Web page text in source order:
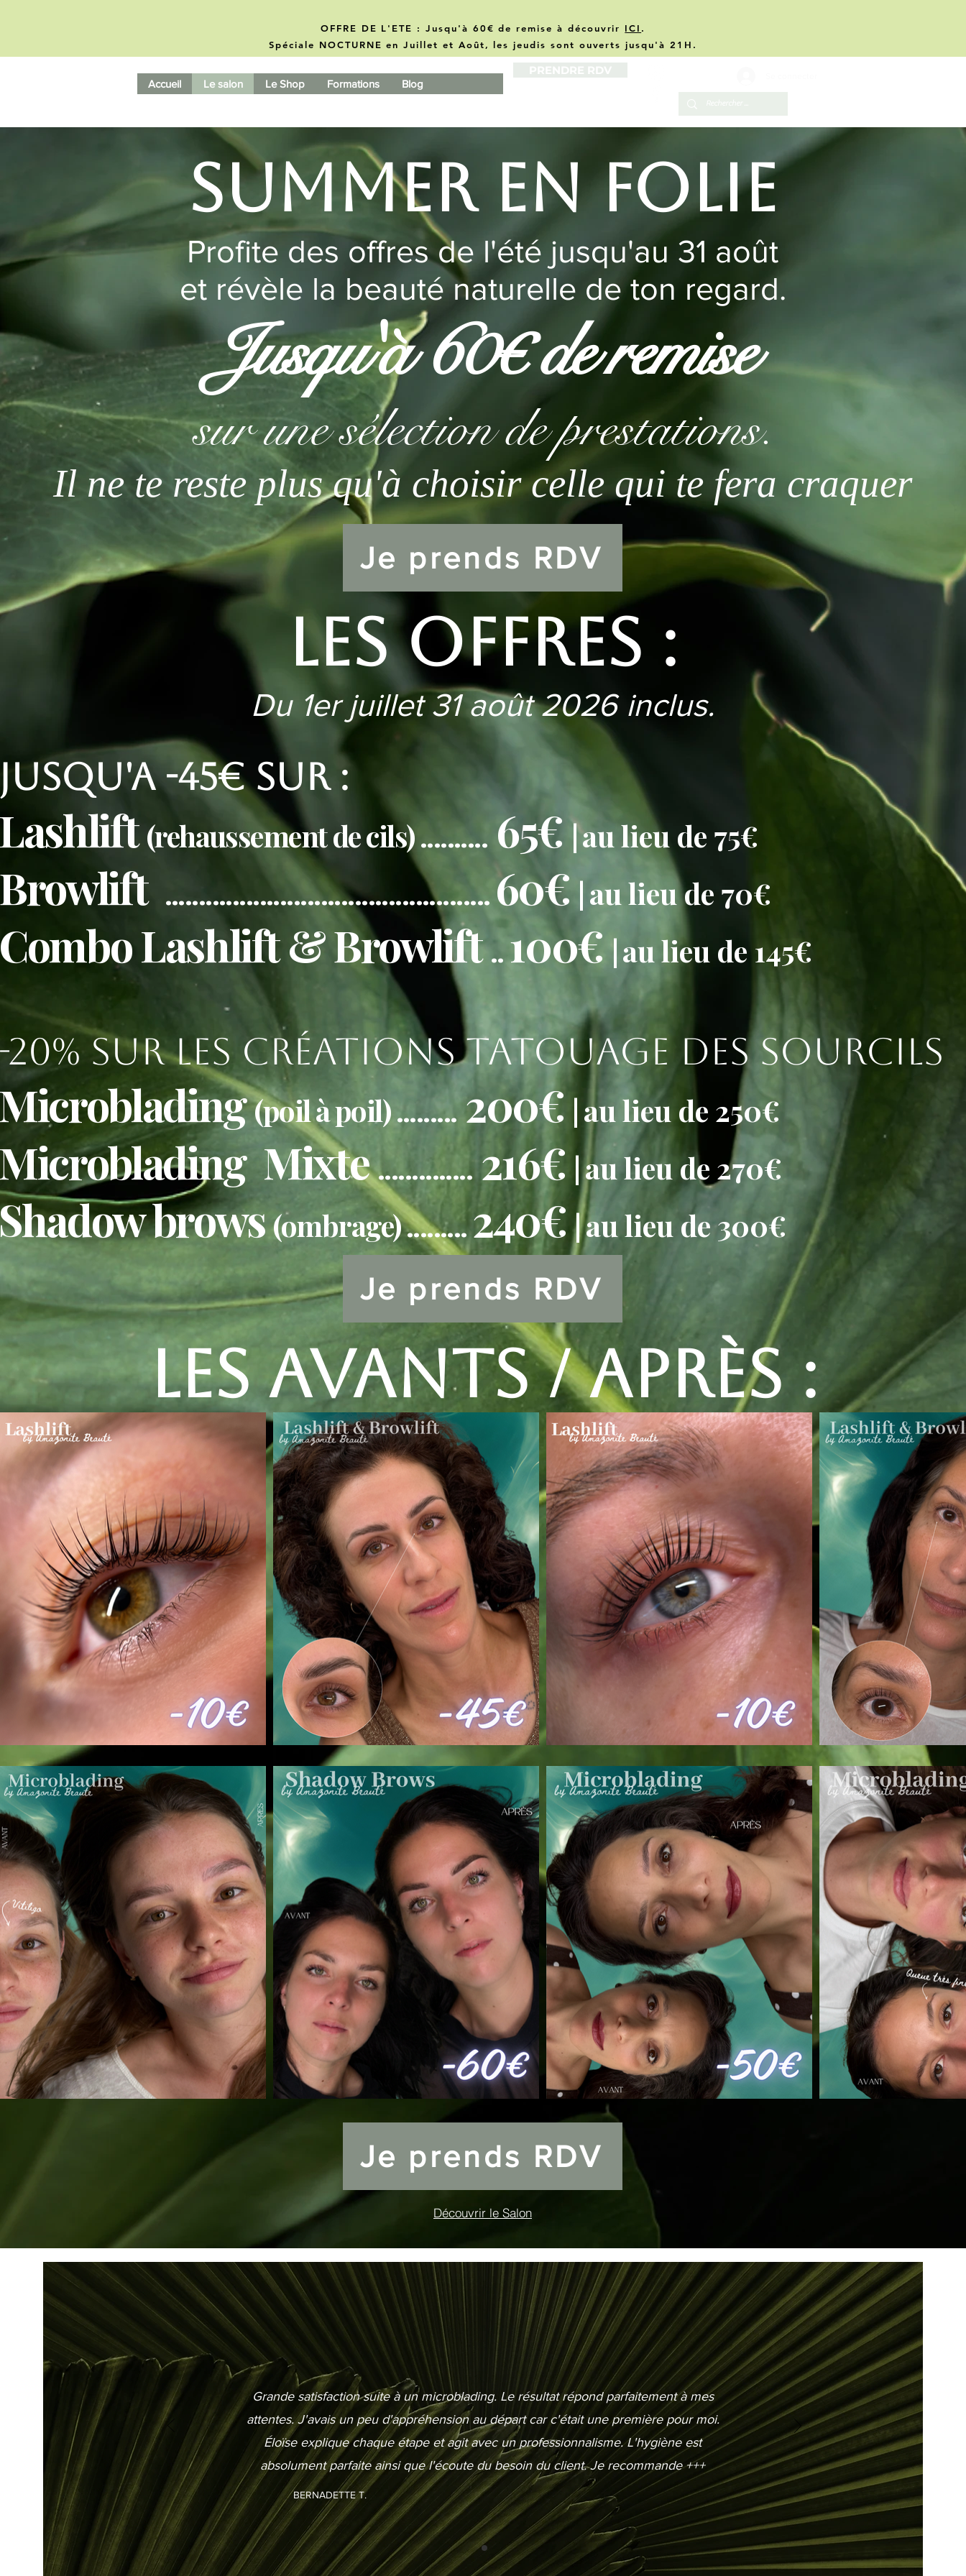
OFFRE DE L'ETE : Jusqu'à 60€ de remise à découvrir ICI .
Spéciale NOCTURNE en Juillet et Août, les jeudis sont ouverts jusqu'à 21H.
Accueil Le salon Le Shop Formations Blog
Summer en folie
Profite des offres de l'été jusqu'au 31 août
et révèle la beauté naturelle de ton regard.
Jusqu'à 60€ de remise
sur une sélection de prestations.
Il ne te reste plus qu'à choisir celle qui te fera craquer
Je prends RDV
Les Offres :
Du 1er juillet 31 août 2026 inclus.
-45€ sur :​
(rehaussement de cils).......... 65€ |au lieu de 75€
................................................ 60€ |au lieu de 70€
Lashlift & Browlift..100€|au lieu de 145€
20% sur les créations tatouage des sourcils
(poil à poil) .........200€ |au lieu de 250€
Mixte..............216€ |au lieu de 270€
brows(ombrage) .........240€|au lieu de 300€
Je prends RDV
Les Avants / Après :
Je prends RDV
Découvrir le Salon
Grande satisfaction suite à un microblading. Le résultat répond parfaitement à mes
attentes. J'avais un peu d'appréhension au départ car c'était une première pour moi.
Éloïse explique chaque étape et agit avec un professionnalisme. L'hygiène est
absolument parfaite ainsi que l'écoute du besoin du client. Je recommande +++
BERNADETTE T.